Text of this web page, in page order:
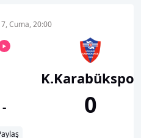
Cuma, 20:00
-
K.Karabükspor
0